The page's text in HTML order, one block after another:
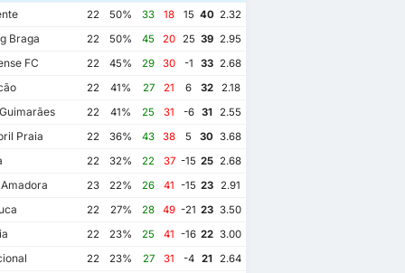
22 50% 33 18 15 40 2.32
Braga 22 50% 45 20 25 39 2.95
FC 22 45% 29 30 -1 33 2.68
22 41% 27 21 6 32 2.18
22 41% 25 31 -6 31 2.55
Praia 22 36% 43 38 5 30 3.68
22 32% 22 37 -15 25 2.68
23 22% 26 41 -15 23 2.91
22 27% 28 49 -21 23 3.50
22 23% 25 41 -16 22 3.00
22 23% 27 31 -4 21 2.64